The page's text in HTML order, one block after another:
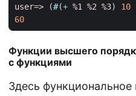
user=>
(#(+ %1 %2 %3) 10
60
Функции высшего
с функциями
Здесь